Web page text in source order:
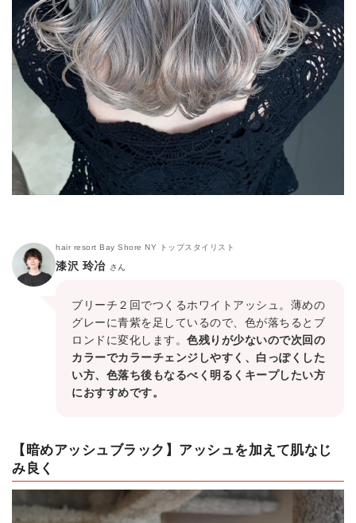
hair resort Bay Shore NY トップスタイリスト
漆沢 玲冶 さん
ブリーチ２回でつくるホワイトアッシュ。薄めの
グレーに青紫を足しているので、色が落ちるとブ
ロンドに変化します。 色残りが少ないので次回の
カラーでカラーチェンジしやすく、白っぽくした
い方、色落ち後もなるべく明るくキープしたい方
におすすめです。
【暗めアッシュブラック】アッシュを加えて肌なじ
み良く